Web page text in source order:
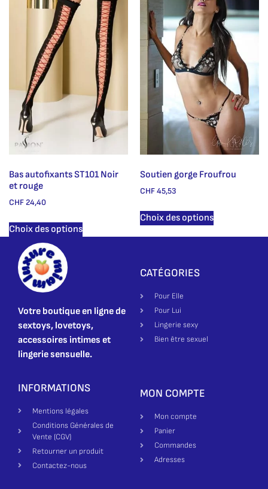
Bas autofixants ST101 Noir
et rouge
CHF 24,40
Choix des options
Soutien gorge Froufrou
CHF45,53
Choix des options
Votre boutique en ligne de
sextoys, lovetoys,
accessoires intimes et
lingerie sensuelle.
CATÉGORIES
Pour Elle
Pour Lui
Lingerie sexy
Bien être sexuel
INFORMATIONS
Mentions légales
Conditions Générales de
Vente (CGV)
Retourner un produit
Contactez-nous
MON COMPTE
Mon compte
Panier
Commandes
Adresses